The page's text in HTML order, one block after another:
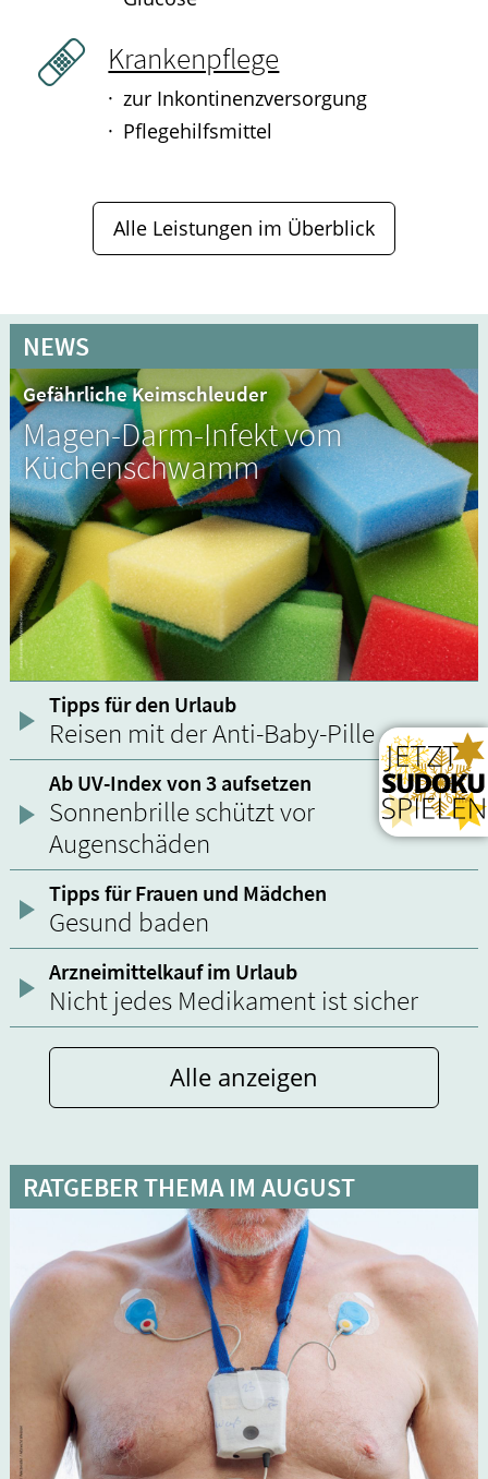
Krankenpflege
zur Inkontinenzversorgung
Pflegehilfsmittel
Alle Leistungen im Überblick
NEWS
Gefährliche Keimschleuder
Magen-Darm-Infekt vom
Küchenschwamm
Tipps für den Urlaub
Reisen mit der Anti-Baby-Pille
Ab UV-Index von 3 aufsetzen
Sonnenbrille schützt vor
Augenschäden
Tipps für Frauen und Mädchen
Gesund baden
Arzneimittelkauf im Urlaub
Nicht jedes Medikament ist sicher
Alle anzeigen
RATGEBER THEMA IM AUGUST